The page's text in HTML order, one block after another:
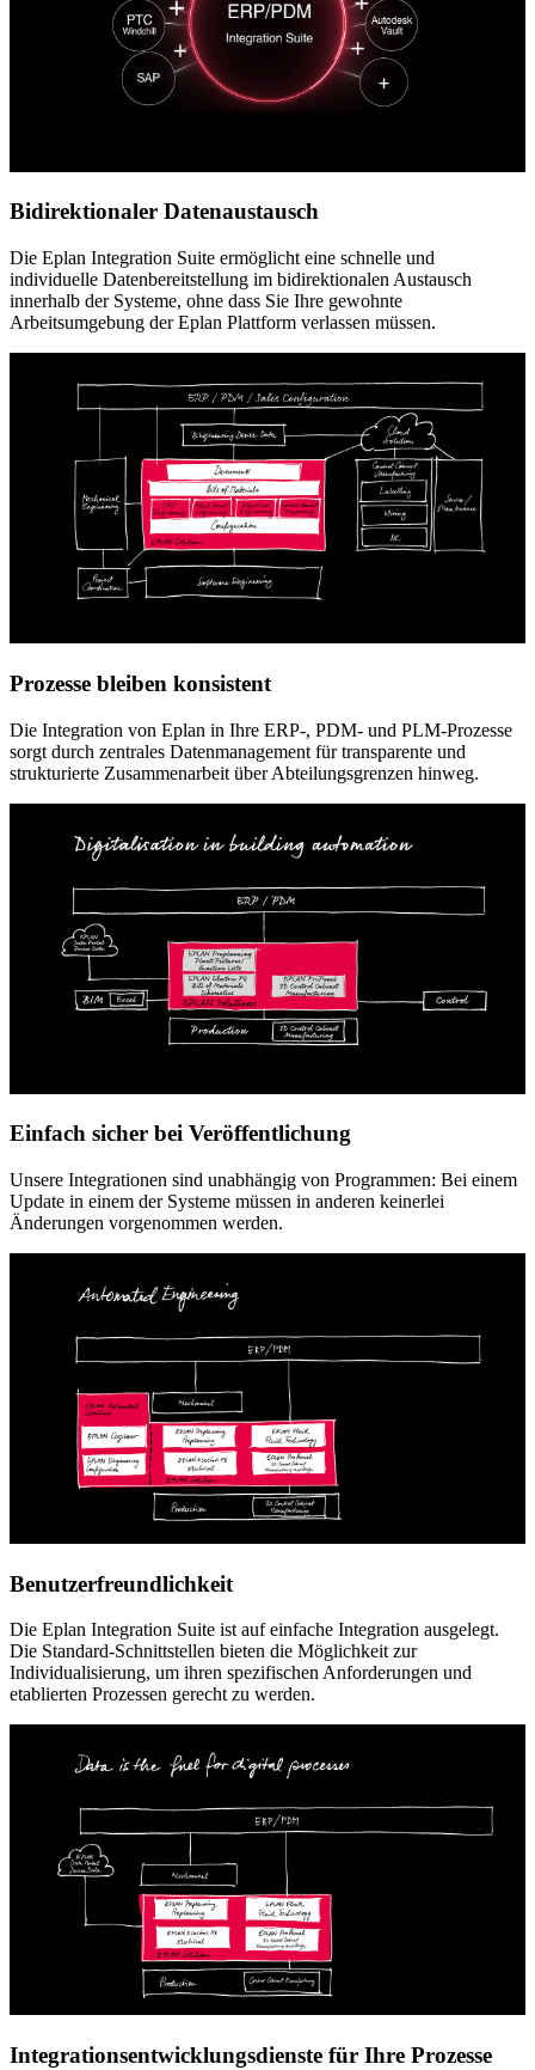
Bidirektionaler Datenaustausch
Die Eplan Integration Suite ermöglicht eine schnelle und
individuelle Datenbereitstellung im bidirektionalen Austausch
innerhalb der Systeme, ohne dass Sie Ihre gewohnte
Arbeitsumgebung der Eplan Plattform verlassen müssen.
Prozesse bleiben konsistent
Die Integration von Eplan in Ihre ERP-, PDM- und PLM-Prozesse
sorgt durch zentrales Datenmanagement für transparente und
strukturierte Zusammenarbeit über Abteilungsgrenzen hinweg.
Einfach sicher bei Veröffentlichung
Unsere Integrationen sind unabhängig von Programmen: Bei einem
Update in einem der Systeme müssen in anderen keinerlei
Änderungen vorgenommen werden.
Benutzerfreundlichkeit
Die Eplan Integration Suite ist auf einfache Integration ausgelegt.
Die Standard-Schnittstellen bieten die Möglichkeit zur
Individualisierung, um ihren spezifischen Anforderungen und
etablierten Prozessen gerecht zu werden.
Integrationsentwicklungsdienste für Ihre Prozesse